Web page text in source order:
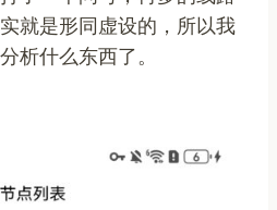
就是形同虚设的，所以我
析什么东西了。